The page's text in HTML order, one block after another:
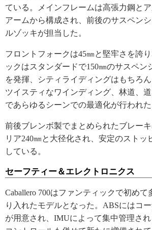
ている。メインフレームは高張力鋼と
アームから構成され、前後のサスペン
ルゾッキが担当した。
フロントフォークは45㎜と堅牢さを誇
ックはスタンダードで150㎜のサスペン
を発揮、シティライディングはもちろ
ツイスティなワインディング、林道、
であらゆるシーンでの最適化が行われた
前後ブレンボ製でまとめられたブレーキ
リア240㎜と大径化され、安定のストッ
している。
セーフティー＆エレクトロニクス
Caballero 700はファンティックで初め
り入れたモデルとなった。ABSにはコ
が用意され、IMUによって集中管理さ